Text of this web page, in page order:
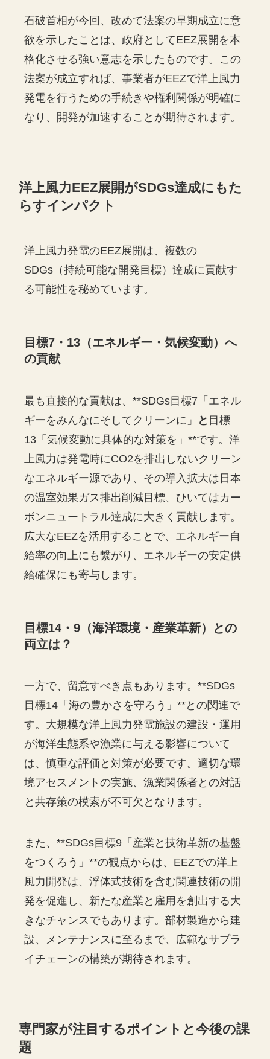
石破首相が今回、改めて法案の早期成立に意
欲を示したことは、政府としてEEZ展開を本
格化させる強い意志を示したものです。この
法案が成立すれば、事業者がEEZで洋上風力
発電を行うための手続きや権利関係が明確に
なり、開発が加速することが期待されます。
洋上風力EEZ展開がSDGs達成にもた
らすインパクト
洋上風力発電のEEZ展開は、複数の
SDGs（持続可能な開発目標）達成に貢献す
る可能性を秘めています。
目標7・13（エネルギー・気候変動）へ
の貢献
最も直接的な貢献は、**SDGs目標7「エネル
ギーをみんなにそしてクリーンに」
と 目標
13「気候変動に具体的な対策を」**です。洋
上風力は発電時にCO2を排出しないクリーン
なエネルギー源であり、その導入拡大は日本
の温室効果ガス排出削減目標、ひいてはカー
ボンニュートラル達成に大きく貢献します。
広大なEEZを活用することで、エネルギー自
給率の向上にも繋がり、エネルギーの安定供
給確保にも寄与します。
目標14・9（海洋環境・産業革新）との
両立は？
一方で、留意すべき点もあります。**SDGs
目標14「海の豊かさを守ろう」**との関連で
す。大規模な洋上風力発電施設の建設・運用
が海洋生態系や漁業に与える影響について
は、慎重な評価と対策が必要です。適切な環
境アセスメントの実施、漁業関係者との対話
と共存策の模索が不可欠となります。
また、**SDGs目標9「産業と技術革新の基盤
をつくろう」**の観点からは、EEZでの洋上
風力開発は、浮体式技術を含む関連技術の開
発を促進し、新たな産業と雇用を創出する大
きなチャンスでもあります。部材製造から建
設、メンテナンスに至るまで、広範なサプラ
イチェーンの構築が期待されます。
専門家が注目するポイントと今後の課
題